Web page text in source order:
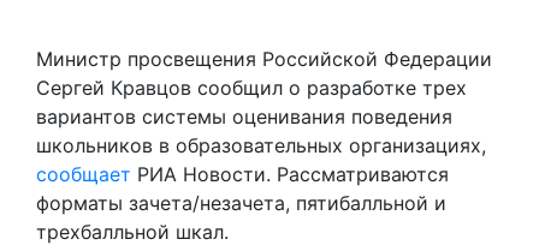
Министр просвещения Российской Федерации
Сергей Кравцов сообщил о разработке трех
вариантов системы оценивания поведения
школьников в образовательных организациях,
сообщает РИА Новости. Рассматриваются
форматы зачета/незачета, пятибалльной и
трехбалльной шкал.